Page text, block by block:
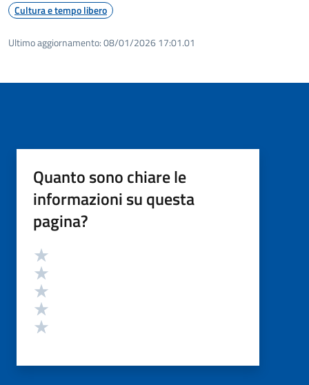
Cultura e tempo libero
Ultimo aggiornamento:08/01/2026 17:01.01
Quanto sono chiare le
informazioni su questa
pagina?
Valutazione